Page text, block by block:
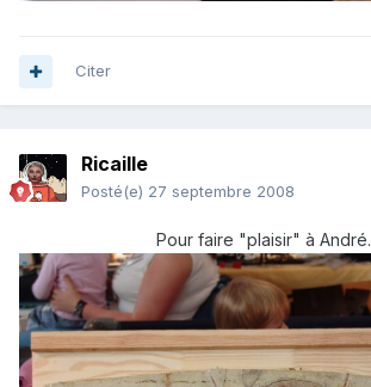
Citer
Ricaille
Posté(e) 27 septembre 2008
Pour faire "plaisir" à